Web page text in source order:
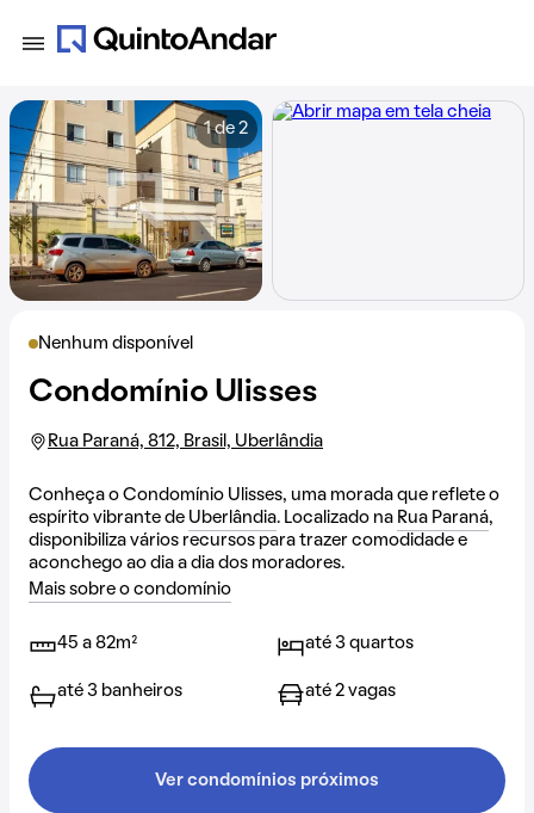
Nenhum disponível
Condomínio Ulisses
Rua Paraná, 812, Brasil, Uberlândia
Conheça o Condomínio Ulisses, uma morada que reflete o
espírito vibrante de Uberlândia. Localizado na Rua Paraná,
disponibiliza vários recursos para trazer comodidade e
aconchego ao dia a dia dos moradores.
Mais sobre o condomínio
45 a 82m² até 3 quartos
até 3 banheiros até 2 vagas
Ver condomínios próximos
1 de 2